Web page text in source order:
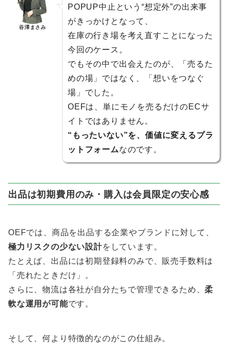
谷澤まさみ
POPUP中止という“想定外”の出来事
がきっかけとなって、
在庫の行き場を考え直すことになった
今回のケース。
でもその中で出会えたのが、「売るた
めの場」ではなく、「想いをつなぐ
場」でした。
OEFは、単にモノを売るだけのECサ
イトではありません。
“もったいない”を、価値に変えるプラ
ットフォームなのです。
出品は初期費用のみ・購入は会員限定の安心感
OEFでは、商品を出品する企業やブランドに対して、
極力リスクの少ない設計をしています。
たとえば、出品には初期登録料のみで、販売手数料は
「売れたときだけ」。
さらに、物流は各社が自分たちで管理できるため、柔
軟な運用が可能です。
そして、何より特徴的なのがこの仕組み。